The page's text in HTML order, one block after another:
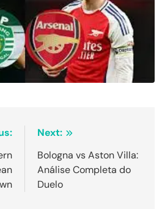
Next:
Bologna vs Aston Villa:
Análise Completa do
Duelo